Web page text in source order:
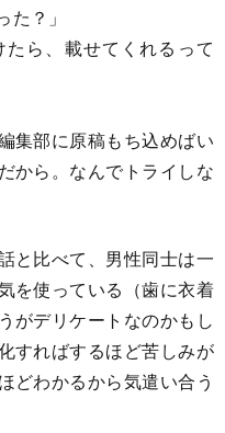
？」
ら、載せてくれるって
集部に原稿もち込めばい
から。なんでトライしな
と比べて、男性同士は一
を使っている（歯に衣着
がデリケートなのかもし
すればするほど苦しみが
どわかるから気遣い合う